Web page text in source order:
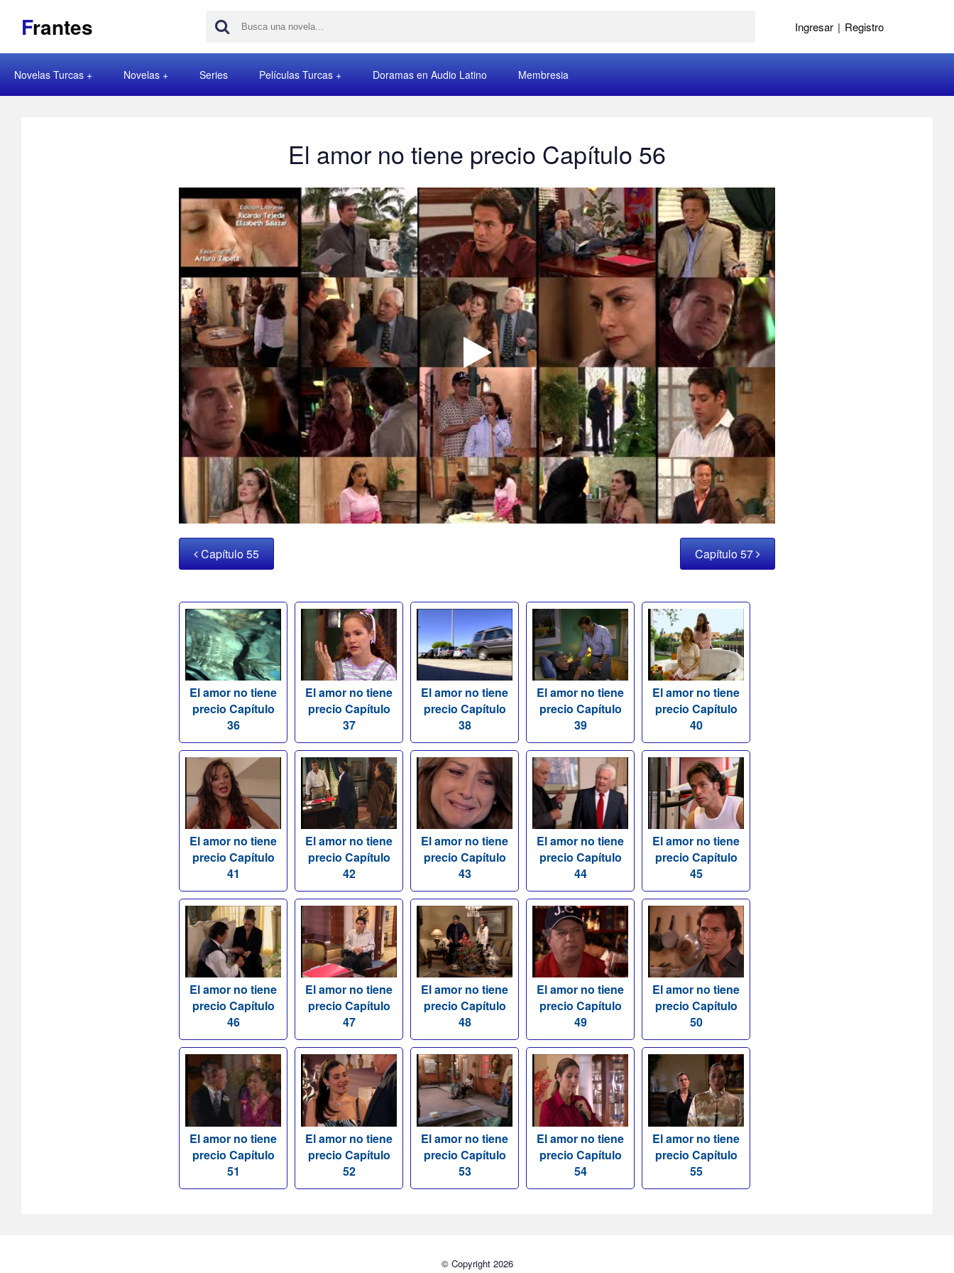
Frantes Ingresar | Registro
Novelas Turcas Novelas Series Películas Turcas Doramas en Audio Latino Membresia
El amor no tiene precio Capítulo 56
Capítulo 55 Capítulo 57
El amor no tiene
precio Capítulo
36
El amor no tiene
precio Capítulo
37
El amor no tiene
precio Capítulo
38
El amor no tiene
precio Capítulo
39
El amor no tiene
precio Capítulo
40
El amor no tiene
precio Capítulo
41
El amor no tiene
precio Capítulo
42
El amor no tiene
precio Capítulo
43
El amor no tiene
precio Capítulo
44
El amor no tiene
precio Capítulo
45
El amor no tiene
precio Capítulo
46
El amor no tiene
precio Capítulo
47
El amor no tiene
precio Capítulo
48
El amor no tiene
precio Capítulo
49
El amor no tiene
precio Capítulo
50
El amor no tiene
precio Capítulo
51
El amor no tiene
precio Capítulo
52
El amor no tiene
precio Capítulo
53
El amor no tiene
precio Capítulo
54
El amor no tiene
precio Capítulo
55
© Copyright 2026